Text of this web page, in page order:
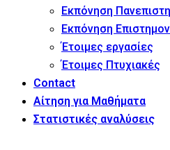
Εκπόνηση
Εκπόνηση
Έτοιμες εργασίες
Έτοιμες Πτυχιακές
Contact
Αίτηση για Μαθήματα
Στατιστικές αναλύσεις